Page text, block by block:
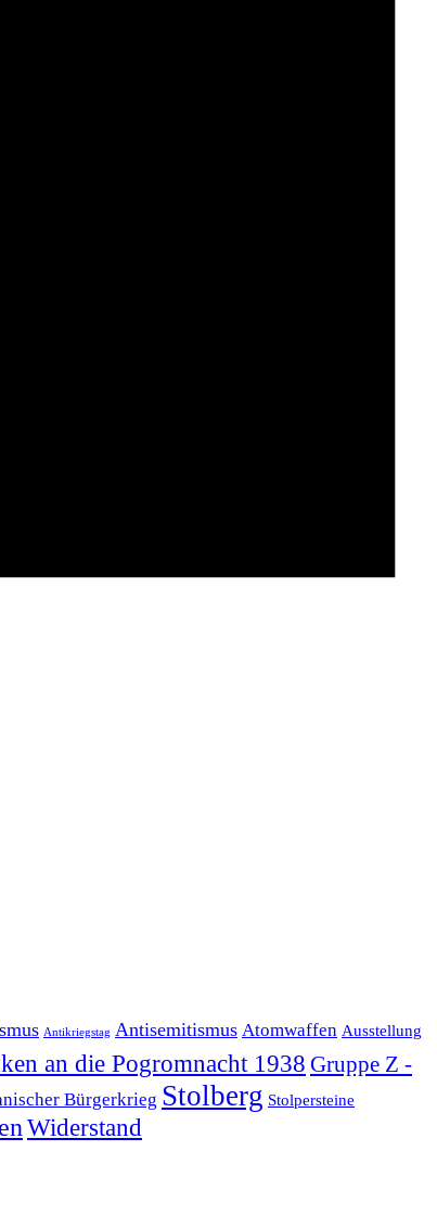
Antikriegstag Antisemitismus Atomwaffen Ausstellung
an die Pogromnacht 1938 Gruppe Z -
Bürgerkrieg Stolberg Stolpersteine
Widerstand